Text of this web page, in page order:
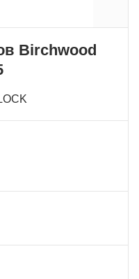
Birchwood